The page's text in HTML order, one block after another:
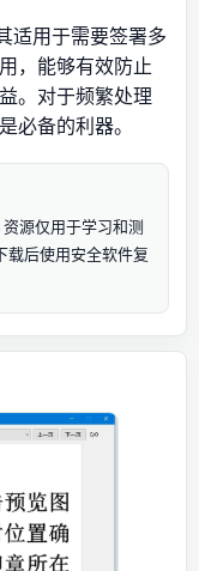
适用于需要签署多
，能够有效防止
。对于频繁处理
必备的利器。
源仅用于学习和测
载后使用安全软件复